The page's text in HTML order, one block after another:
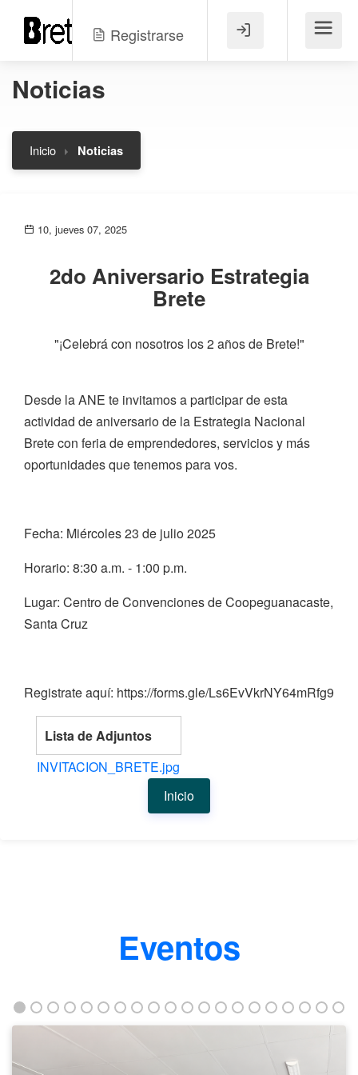
Registrarse Menú
Noticias
Inicio Noticias
10, jueves 07, 2025
2do Aniversario Estrategia
Brete
"¡Celebrá con nosotros los 2 años de Brete!"
Desde la ANE te invitamos a participar de esta
actividad de aniversario de la Estrategia Nacional
Brete con feria de emprendedores, servicios y más
oportunidades que tenemos para vos.
Fecha: Miércoles 23 de julio 2025
Horario: 8:30 a.m. - 1:00 p.m.
Lugar: Centro de Convenciones de Coopeguanacaste,
Santa Cruz
Registrate aquí: https://forms.gle/Ls6EvVkrNY64mRfg9
Lista de Adjuntos
INVITACION_BRETE.jpg
Inicio
Eventos
fortalece